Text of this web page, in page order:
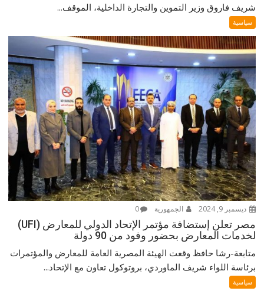
شريف فاروق وزير التموين والتجارة الداخلية، الموقف...
سياسية
ديسمبر 9, 2024 الجمهورية 0
مصر تعلن إستضافة مؤتمر الإتحاد الدولي للمعارض (UFI)
لخدمات المعارض بحضور وفود من 90 دولة
متابعة-رشا حافظ وقعت الهيئة المصرية العامة للمعارض والمؤتمرات
برئاسة اللواء شريف الماوردي، بروتوكول تعاون مع الإتحاد...
سياسية